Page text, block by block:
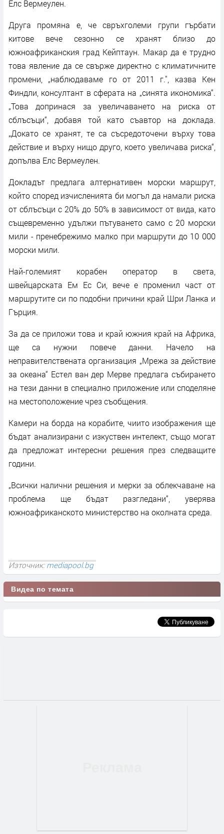
Елс Вермеулен.
Друга промяна е, че свръхголеми групи гърбати
китове вече сезонно се хранят близо до
южноафриканския град Кейптаун. Макар да е трудно
това явление да се свърже директно с климатичните
промени, „наблюдаваме го от 2011 г.", казва Кен
Финдли, консултант в сферата на „синята икономика“.
„Това допринася за увеличаването на риска от
сблъсъци“, добавя той като съавтор на доклада.
„Докато се хранят, те са съсредоточени върху това
действие и върху нищо друго, което увеличава риска“,
допълва Елс Вермеулен.
Докладът предлага алтернативен морски маршрут,
който според изчисленията би могъл да намали риска
от сблъсъци с 20% до 50% в зависимост от вида, като
същевременно удължи пътуването само с 20 морски
мили - пренебрежимо малко при маршрути до 10 000
морски мили.
Най-големият корабен оператор в света,
швейцарската Ем Ес Си, вече е променил част от
маршрутите си по подобни причини край Шри Ланка и
Гърция.
За да се приложи това и край южния край на Африка,
ще са нужни повече данни. Начело на
неправителствената организация „Мрежа за действие
за океана“ Естел ван дер Мерве предлага събирането
на тези данни в специално приложение или споделяне
на местоположение чрез съобщения.
Камери на борда на корабите, чиито изображения ще
бъдат анализирани с изкуствен интелект, също могат
да предложат интересни решения през следващите
години.
„Всички налични решения и мерки за облекчаване на
проблема ще бъдат разгледани“, уверява
южноафриканското министерство на околната среда.
Източник:mediapool.bg
Видеа по темата